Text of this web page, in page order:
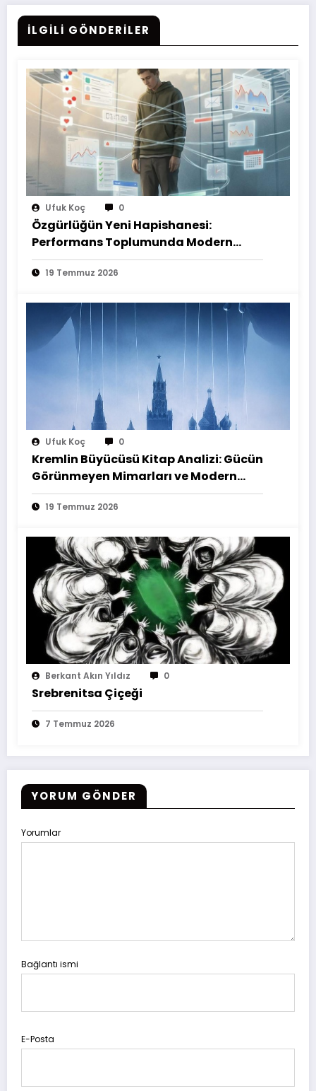
İLGILI GÖNDERILER
Ufuk Koç 0
Özgürlüğün Yeni Hapishanesi:
Performans Toplumunda Modern
İnsan
19 Temmuz 2026
Ufuk Koç 0
Kremlin Büyücüsü Kitap Analizi: Gücün
Görünmeyen Mimarları ve Modern
İktidarın Anatomisi
19 Temmuz 2026
Berkant Akın Yıldız 0
Srebrenitsa Çiçeği
7 Temmuz 2026
YORUM GÖNDER
Yorumlar
Bağlantı ismi
E-Posta